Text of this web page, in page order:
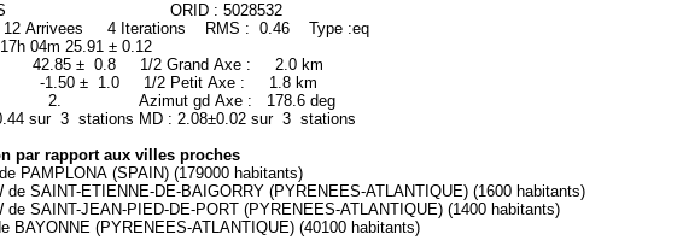
ORID : 5028532
Arrivees 4 Iterations RMS : 0.46 Type :eq
04m 25.91 ± 0.12
42.85 ± 0.8 1/2 Grand Axe : 2.0 km
: -1.50 ± 1.0 1/2 Petit Axe : 1.8 km
2. Azimut gd Axe : 178.6 deg
sur 3 stations MD : 2.08±0.02 sur 3 stations
par rapport aux villes proches
PAMPLONA (SPAIN) (179000 habitants)
de SAINT-ETIENNE-DE-BAIGORRY (PYRENEES-ATLANTIQUE) (1600 habitants)
de SAINT-JEAN-PIED-DE-PORT (PYRENEES-ATLANTIQUE) (1400 habitants)
BAYONNE (PYRENEES-ATLANTIQUE) (40100 habitants)